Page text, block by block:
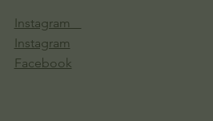
Instagram
Instagram
Facebook